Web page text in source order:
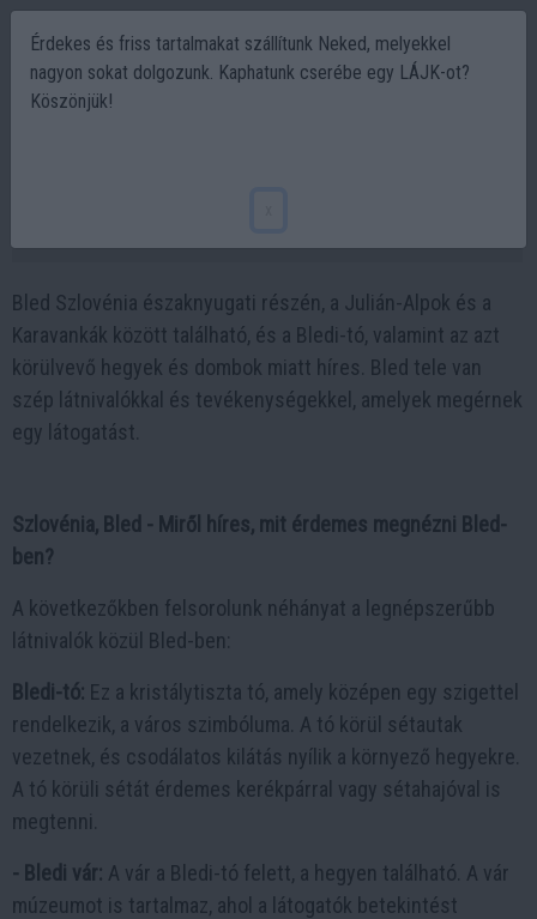
Bled Szlovénia északnyugati részén, a Julián-Alpok és a
Karavankák között található, és a Bledi-tó, valamint az azt
körülvevő hegyek és dombok miatt híres. Bled tele van
szép látnivalókkal és tevékenységekkel, amelyek megérnek
egy látogatást.
Szlovénia, Bled - Miről híres, mit érdemes megnézni Bled-
ben?
A következőkben felsorolunk néhányat a legnépszerűbb
látnivalók közül Bled-ben:
Bledi-tó: Ez a kristálytiszta tó, amely középen egy szigettel
rendelkezik, a város szimbóluma. A tó körül sétautak
vezetnek, és csodálatos kilátás nyílik a környező hegyekre.
A tó körüli sétát érdemes kerékpárral vagy sétahajóval is
megtenni.
- Bledi vár: A vár a Bledi-tó felett, a hegyen található. A vár
múzeumot is tartalmaz, ahol a látogatók betekintést
Érdekes és friss tartalmakat szállítunk Neked, melyekkel
nagyon sokat dolgozunk. Kaphatunk cserébe egy LÁJK-ot?
Köszönjük!